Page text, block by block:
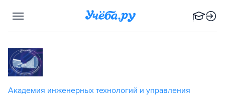
Академия инженерных технологий и управления